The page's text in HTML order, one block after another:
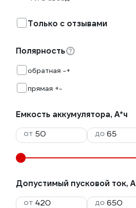
Только с отзывами
Полярность
обратная -+
прямая +-
Емкость аккумулятора, А*ч
от
до
Допустимый пусковой ток, А
от
до